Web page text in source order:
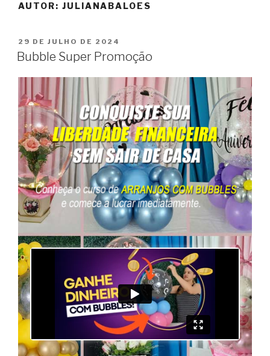
AUTOR: JULIANABALOES
29 DE JULHO DE 2024
Bubble Super Promoção